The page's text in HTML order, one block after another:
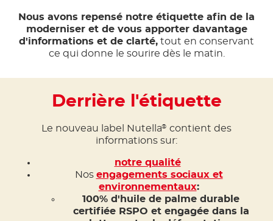
Nous avons repensé notre étiquette afin de la
moderniser et de vous apporter davantage
d'informations et de clarté, tout en conservant
ce qui donne le sourire dès le matin.
Derrière l'étiquette
Le nouveau label Nutella® contient des
informations sur:
notre qualité
Nos engagements sociaux et
environnementaux:
100% d'huile de palme durable
certifiée RSPO et engagée dans la